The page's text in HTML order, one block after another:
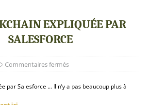
EXPLIQUÉE PAR
SALESFORCE
Commentaires fermés
par Salesforce … Il n’y a pas beaucoup plus à